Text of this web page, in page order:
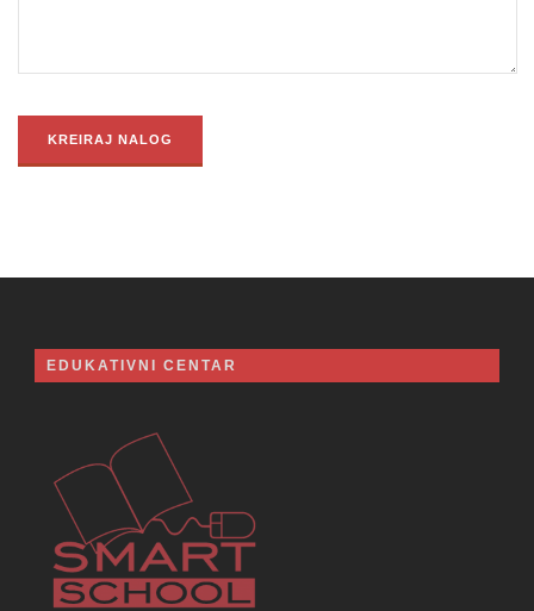
EDUKATIVNI CENTAR